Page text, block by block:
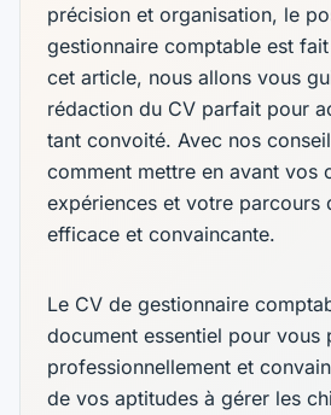
précision et organisation, le
gestionnaire comptable est
cet article, nous allons vous
rédaction du CV parfait pour
tant convoité. Avec nos
comment mettre en avant vos
expériences et votre parcours
efficace et convaincante.
Le CV de gestionnaire
document essentiel pour vous
professionnellement et
de vos aptitudes à gérer les